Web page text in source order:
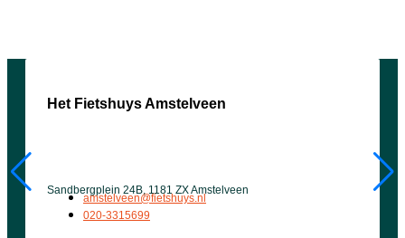
Het Fietshuys Amstelveen
Sandbergplein 24B, 1181 ZX Amstelveen
amstelveen@fietshuys.nl
020-3315699